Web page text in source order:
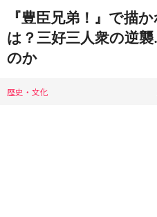
『豊臣兄弟！』で描
は？三好三人衆の逆
のか
歴史・文化